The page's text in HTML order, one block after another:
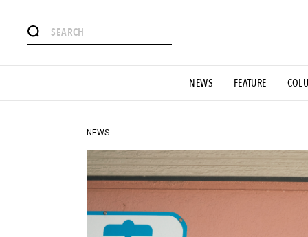
NEWS FEATURE
#憧れの逸品 #ESSENTIAL
#GH 銘品の所以 #フイナムのYouTube #Commune H
#HANDSOME HANDBOOK
NEWS